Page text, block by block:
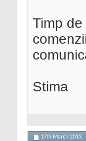
Timp
Stima
17th March 2013,